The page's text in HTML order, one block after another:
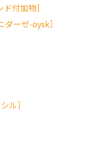
付加物］
ーゼ-oysk］
ル］